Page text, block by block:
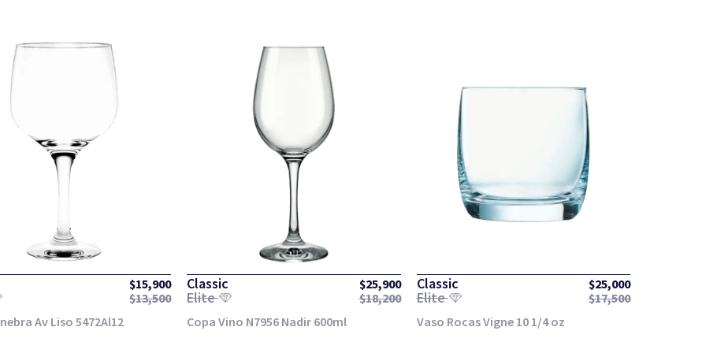
$15,900
$13,500
Av Liso 5472Al12
Classic $25,900
Elite $18,200
Copa Vino N7956 Nadir 600ml
Classic $25,000
Elite $17,500
Vaso Rocas Vigne 10 1/4 oz